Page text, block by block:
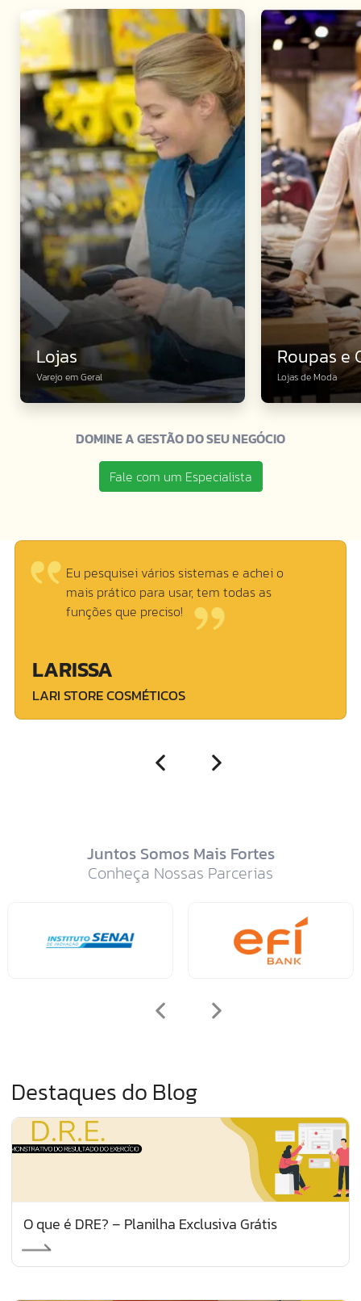
Lojas
Varejo em Geral
Roupas e
Lojas de Moda
DOMINE A GESTÃO DO SEU NEGÓCIO
Fale com um Especialista
Eu pesquisei vários sistemas e achei o
mais prático para usar, tem todas as
funções que preciso!
LARISSA
LARI STORE COSMÉTICOS
Juntos Somos Mais Fortes
Conheça Nossas Parcerias
Destaques do Blog
O que é DRE? – Planilha Exclusiva Grátis